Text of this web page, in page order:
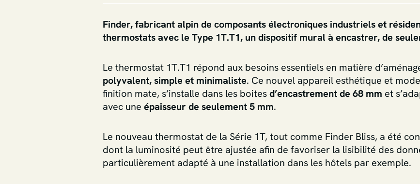
Finder, fabricant alpin de composants électroniques industriels et
thermostats avec le Type 1T.T1, un dispositif mural à encastrer, de
Le thermostat 1T.T1 répond aux besoins essentiels en matière
polyvalent, simple et minimaliste. Ce nouvel appareil esthétique et
finition mate, s’installe dans les boitesd’encastrement de 68 mm et
avec uneépaisseur de seulement 5 mm.
Le nouveau thermostat de la Série 1T, tout comme Finder Bliss, a été
dont la luminosité peut être ajustée afin de favoriser la lisibilité des
particulièrement adapté à une installation dans les hôtels par exemple.